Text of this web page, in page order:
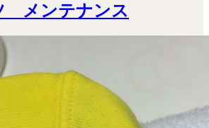
メンテナンス